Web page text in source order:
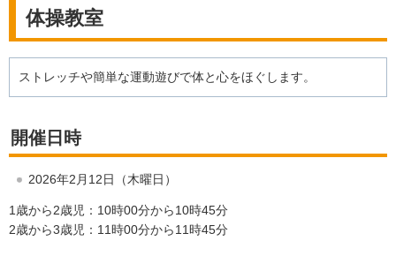
体操教室
ストレッチや簡単な運動遊びで体と心をほぐします。
開催日時
2026年2月12日（木曜日）
1歳から2歳児：10時00分から10時45分
2歳から3歳児：11時00分から11時45分